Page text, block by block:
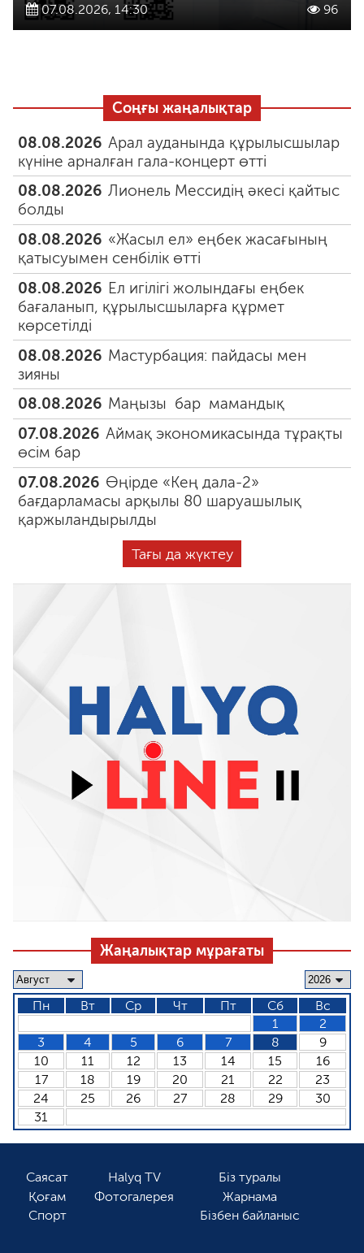
07.08.2026, 14:30 96
Соңғы жаңалықтар
08.08.2026 Арал ауданында құрылысшылар
күніне арналған гала-концерт өтті
08.08.2026 Лионель Мессидің әкесі қайтыс
болды
08.08.2026 «Жасыл ел» еңбек жасағының
қатысуымен сенбілік өтті
08.08.2026 Ел игілігі жолындағы еңбек
бағаланып, құрылысшыларға құрмет
көрсетілді
08.08.2026 Мастурбация: пайдасы мен
зияны
08.08.2026 Маңызы бар мамандық
07.08.2026 Аймақ экономикасында тұрақты
өсім бар
07.08.2026 Өңірде «Кең дала-2»
бағдарламасы арқылы 80 шаруашылық
қаржыландырылды
Тағы да жүктеу
Жаңалықтар мұрағаты
Пн Вт Ср Чт Пт Сб
Вс
1
2
3
4 5 6 7 8
9
10
11 12 13 14 15
16
17
18 19 20 21 22
23
24
25 26 27 28 29
30
31
Саясат
Қоғам
Спорт
Halyq TV
Фотогалерея
Біз туралы
Жарнама
Бізбен байланыс